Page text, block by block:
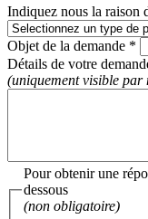
Indiquez nous la raison
Objet de la demande *
Détails de votre
(uniquement visible par
Pour obtenir une
dessous
(non obligatoire)